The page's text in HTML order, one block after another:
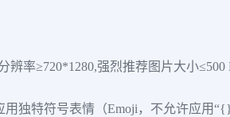
辨率≥720*1280,强烈推荐图片大小≤500
独特符号表情（Emoji，不允许应用